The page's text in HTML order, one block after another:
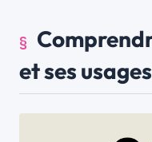
et ses usages